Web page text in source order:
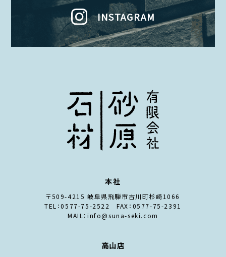
INSTAGRAM
本社
〒509-4215 岐阜県飛騨市古川町杉崎1066
TEL：0577-75-2522 FAX：0577-75-2391
MAIL：info@suna-seki.com
高山店